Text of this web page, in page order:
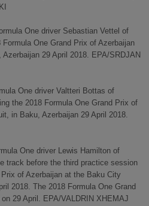
One driver Sebastian Vettel of
One Grand Prix of Azerbaijan
29 April 2018. EPA/SRDJAN
One driver Valtteri Bottas of
the 2018 Formula One Grand Prix of
in Baku, Azerbaijan 29 April 2018.
One driver Lewis Hamilton of
track before the third practice session
of Azerbaijan at the Baku City
2018. The 2018 Formula One Grand
29 April. EPA/VALDRIN XHEMAJ